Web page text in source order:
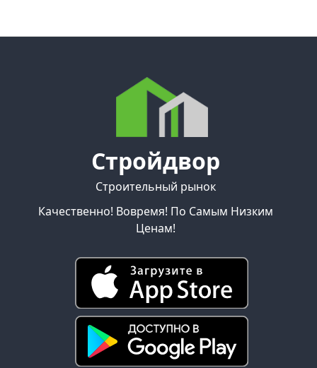
Стройдвор
Строительный рынок
Качественно! Вовремя! По Самым Низким
Ценам!